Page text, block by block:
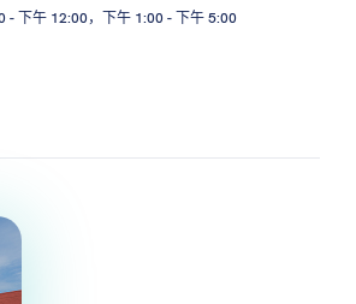
- 下午 12:00，下午 1:00 - 下午 5:00